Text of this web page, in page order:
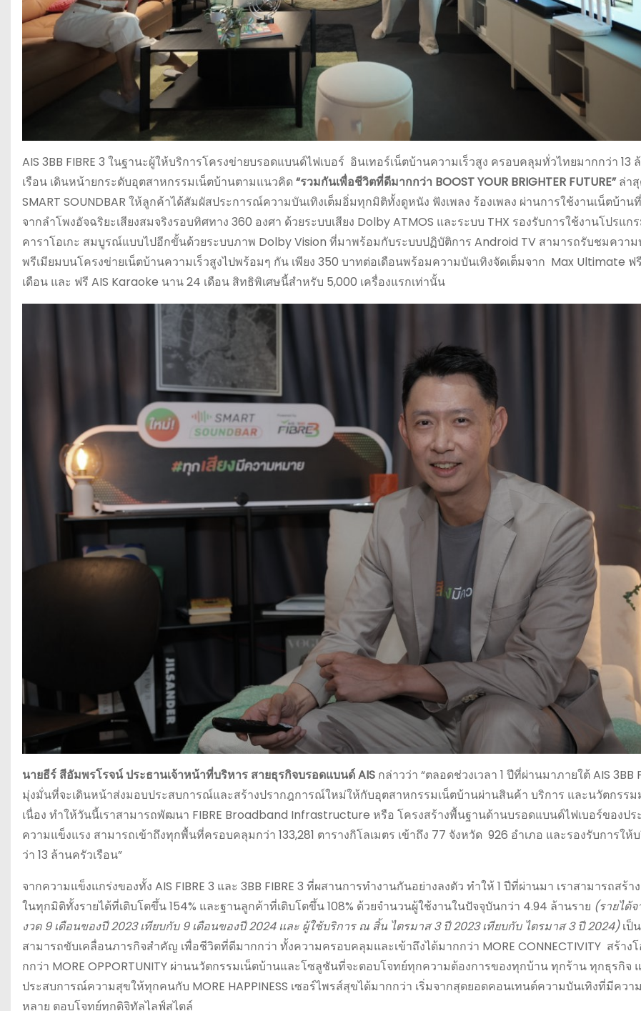
AIS 3BB FIBRE 3 ในฐานะผู้ให้บริการโครงข่ายบรอดแบนด์ไฟเบอร์ อินเทอร์เน็ตบ้านความเร็วสูง ครอบคลุมทั่วไทยมากกว่า 13
เรือน เดินหน้ายกระดับอุตสาหกรรมเน็ตบ้านตามแนวคิด “รวมกันเพื่อชีวิตที่ดีมากกว่า BOOST YOUR BRIGHTER FUTURE”ล่า
SMART SOUNDBAR ให้ลูกค้าได้สัมผัสประการณ์ความบันเทิงเต็มอิ่มทุกมิติทั้งดูหนัง ฟังเพลง ร้องเพลง ผ่านการใช้งานเน็ตบ้าน
จากลำโพงอัจฉริยะเสียงสมจริงรอบทิศทาง 360 องศา ด้วยระบบเสียง Dolby ATMOS และระบบ THX รองรับการใช้งานโปรแก
คาราโอเกะ สมบูรณ์แบบไปอีกขั้นด้วยระบบภาพ Dolby Vision ที่มาพร้อมกับระบบปฏิบัติการ Android TV สามารถรับชมความ
พรีเมียมบนโครงข่ายเน็ตบ้านความเร็วสูงไปพร้อมๆ กัน เพียง 350 บาทต่อเดือนพร้อมความบันเทิงจัดเต็มจาก Max Ultimate ฟ
เดือน และ ฟรี AIS Karaoke นาน 24 เดือน สิทธิพิเศษนี้สำหรับ 5,000 เครื่องแรกเท่านั้น
นายธีร์ สีอัมพรโรจน์ ประธานเจ้าหน้าที่บริหาร สายธุรกิจบรอดแบนด์AIS กล่าวว่า “ตลอดช่วงเวลา 1 ปีที่ผ่านมาภายใต้ AIS 3BB
มุ่งมั่นที่จะเดินหน้าส่งมอบประสบการณ์และสร้างปรากฎการณ์ใหม่ให้กับอุตสาหกรรมเน็ตบ้านผ่านสินค้า บริการ และนวัตกรรม
เนื่อง ทำให้วันนี้เราสามารถพัฒนา FIBRE Broadband Infrastructure หรือ โครงสร้างพื้นฐานด้านบรอดแบนด์ไฟเบอร์ของปร
ความแข็งแรง สามารถเข้าถึงทุกพื้นที่ครอบคลุมกว่า 133,281 ตารางกิโลเมตร เข้าถึง 77 จังหวัด 926 อำเภอ และรองรับการให้
ว่า 13 ล้านครัวเรือน”
จากความแข็งแกร่งของทั้ง AIS FIBRE 3 และ 3BB FIBRE 3 ที่ผสานการทำงานกันอย่างลงตัว ทำให้ 1 ปีที่ผ่านมา เราสามารถสร้า
ในทุกมิติทั้งรายได้ที่เติบโตขึ้น 154% และฐานลูกค้าที่เติบโตขึ้น 108% ด้วยจำนวนผู้ใช้งานในปัจจุบันกว่า 4.94 ล้านราย (รายได้จ
งวด9เดือนของปี2023เทียบกับ 9เดือนของปี2024และ ผู้ใช้บริการ ณ สิ้น ไตรมาส3ปี2023เทียบกับ ไตรมาส3ปี2024)เป็
สามารถขับเคลื่อนภารกิจสำคัญ เพื่อชีวิตที่ดีมากกว่า ทั้งความครอบคลุมและเข้าถึงได้มากกว่า MORE CONNECTIVITY สร้าง
กกว่า MORE OPPORTUNITY ผ่านนวัตกรรมเน็ตบ้านและโซลูชันที่จะตอบโจทย์ทุกความต้องการของทุกบ้าน ทุกร้าน ทุกธุรกิจ
ประสบการณ์ความสุขให้ทุกคนกับ MORE HAPPINESS เซอร์ไพรส์สุขได้มากกว่า เริ่มจากสุดยอดคอนเทนต์ความบันเทิงที่มีควา
หลาย ตอบโจทย์ทุกดิจิทัลไลฟ์สไตล์